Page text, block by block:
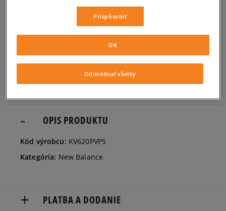
Ak bude položka opäť dostupná, dostanete od nás oznámenie.
Vyberte veľkosť
29 17,5 cm Informovať o dostupnosti
ZISTIŤ DOSTUPNOSŤ V NAŠICH KAMENNÝCH PREDAJNIACH
OPIS PRODUKTU
Kód výrobcu: KV620PVP5
Kategória: New Balance
PLATBA A DODANIE
Prispôsobiť
Odmietnuť všetky
OK